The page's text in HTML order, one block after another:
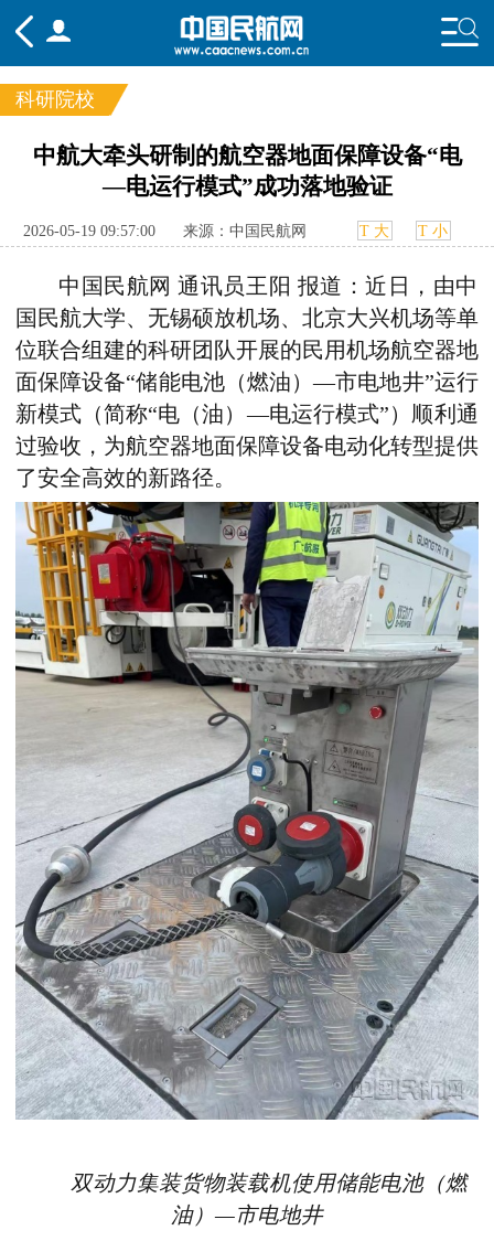
频道
要闻 国内 国际
航图 智库 专题 舆情
科研院校
中航大牵头研制的航空器地面保障设备“电
—电运行模式”成功落地验证
2026-05-19 09:57:00 来源：中国民航网 T 大 T 小
中国民航网 通讯员王阳 报道：近日，由中
国民航大学、无锡硕放机场、北京大兴机场等单
位联合组建的科研团队开展的民用机场航空器地
面保障设备“储能电池（燃油）—市电地井”运行
新模式 （简称“电（油）—电运行模式”） 顺利通
过验收，为航空器地面保障设备电动化转型提供
了安全高效的新路径。
双动力集装货物装载机使用储能电池（燃
油）—市电地井